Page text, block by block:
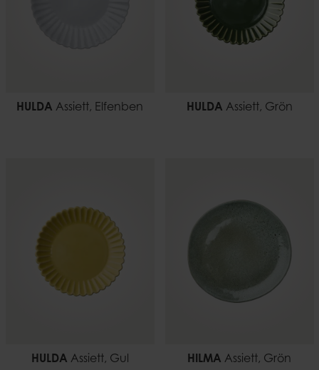
HULDA Assiett, Elfenben HULDA Assiett, Grön
HULDA Assiett, Gul HILMA Assiett, Grön